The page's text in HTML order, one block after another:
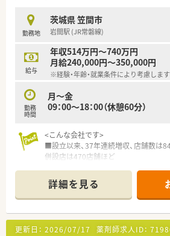
■育児休暇は3歳まで取得が可能で、
時短勤務ができるよう変更予定です。
■年間休日が120日とワークライフバ
■日用品から常備薬まで、従業員割引
たくさんあります！
勤務地
茨城県 笠間市
岩間駅 (JR常磐線)
給与
年収514万円～740万円
月給240,000円～350,000円
※経験・年齢・就業条件により考慮します
勤務
時間
月～金
09：00～18：00（休憩60分）
<こんな会社です>
■設立以来、37年連続増収、店舗数は
併設店は470店舗ほど
■経営理念としては、健康と美と衛生
ている会社です。
■調剤併設店は分離申請をしているた
大限発揮し運営しています。
■在宅にも注力しており、在宅専門薬
詳細を見る
更新日： 2026/07/17 薬剤師求人ID：